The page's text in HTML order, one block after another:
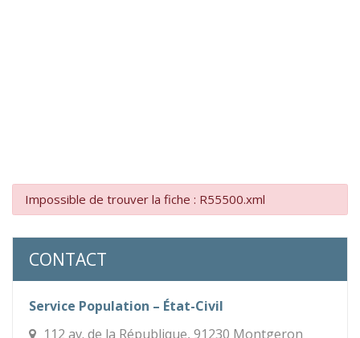
Impossible de trouver la fiche : R55500.xml
CONTACT
Service Population – État-Civil
112 av. de la République, 91230 Montgeron